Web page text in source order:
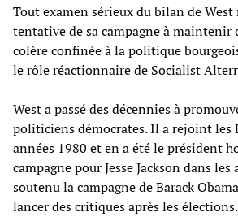
Tout examen sérieux du bilan de
tentative de sa campagne à maintenir
colère confinée à la politique
le rôle réactionnaire de Socialist
West a passé des décennies à
politiciens démocrates. Il a rejoint les
années 1980 et en a été le président
campagne pour Jesse Jackson dans
soutenu la campagne de Barack
lancer des critiques après les élections.